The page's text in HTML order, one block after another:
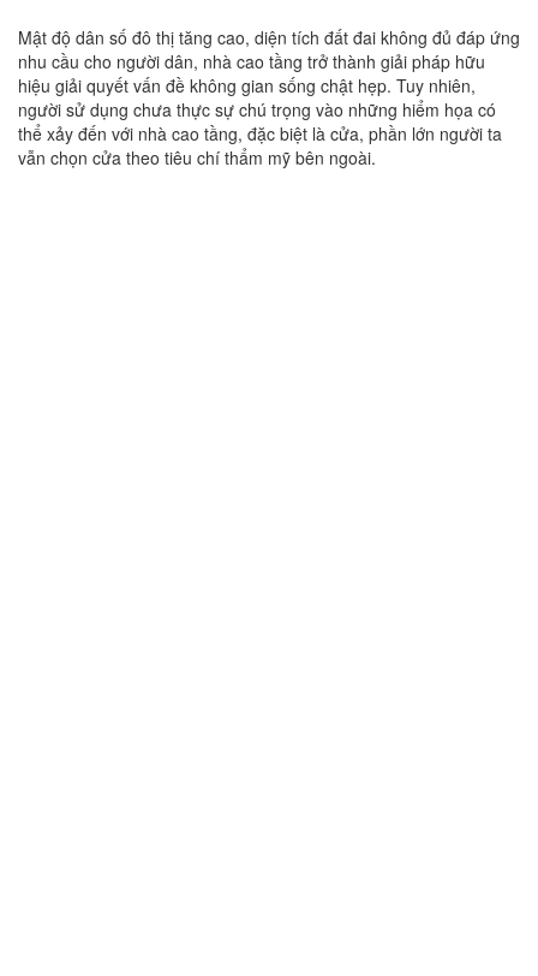
Mật độ dân số đô thị tăng cao, diện tích đất đai không đủ đáp ứng
nhu cầu cho người dân, nhà cao tầng trở thành giải pháp hữu
hiệu giải quyết vấn đề không gian sống chật hẹp. Tuy nhiên,
người sử dụng chưa thực sự chú trọng vào những hiểm họa có
thể xảy đến với nhà cao tầng, đặc biệt là cửa, phần lớn người ta
vẫn chọn cửa theo tiêu chí thẩm mỹ bên ngoài.